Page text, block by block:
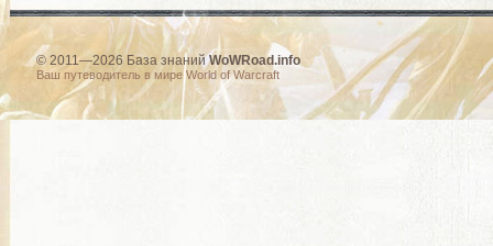
© 2011—2026 База знанийWoWRoad.info
Ваш путеводитель в мире World of Warcraft